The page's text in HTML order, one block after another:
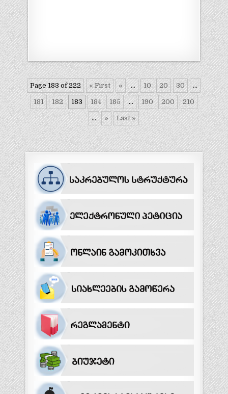
Page 183 of 222 « First « ... 10 20 30 ...
181 182 183 184 185 ... 190 200 210
... » Last »